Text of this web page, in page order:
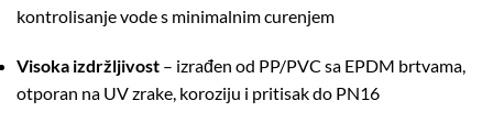
kontrolisanje vode s minimalnim curenjem
Visoka izdržljivost – izrađen od PP/PVC sa EPDM brtvama,
otporan na UV zrake, koroziju i pritisak do PN16